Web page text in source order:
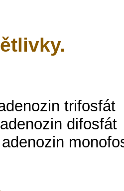
trifosfát
difosfát